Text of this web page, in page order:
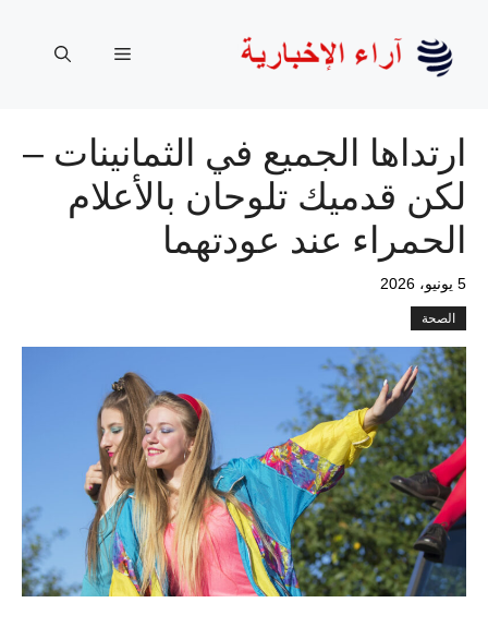
المحتوى
القائمة
ارتداها الجميع في الثمانينات –
لكن قدميك تلوحان بالأعلام
الحمراء عند عودتهما
5 يونيو، 2026
الصحة